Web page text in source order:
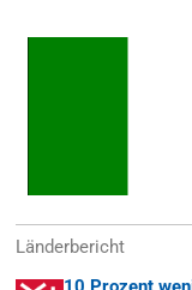
Länderbericht